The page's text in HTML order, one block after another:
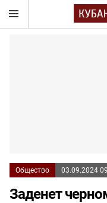
Общество 03.09.2024
Заденет